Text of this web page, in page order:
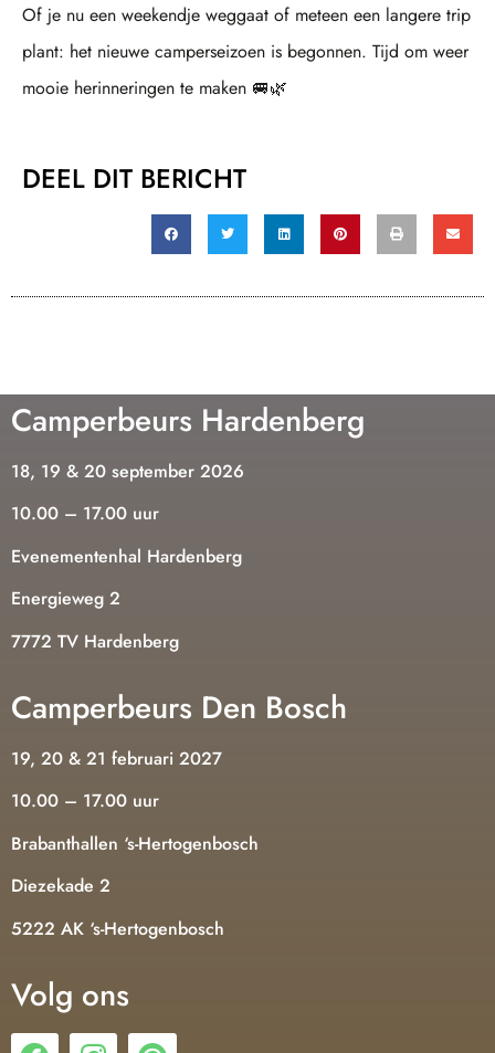
Of je nu een weekendje weggaat of meteen een langere trip
plant: het nieuwe camperseizoen is begonnen. Tijd om weer
mooie herinneringen te maken 🚐🌿
DEEL DIT BERICHT
Camperbeurs Hardenberg
18, 19 & 20 september 2026
10.00 – 17.00 uur
Evenementenhal Hardenberg
Energieweg 2
7772 TV Hardenberg
Camperbeurs Den Bosch
19, 20 & 21 februari 2027
10.00 – 17.00 uur
Brabanthallen ‘s-Hertogenbosch
Diezekade 2
5222 AK ‘s-Hertogenbosch
Volg ons